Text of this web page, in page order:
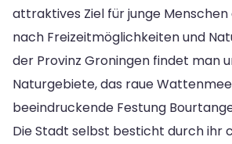
attraktives Ziel für junge Menschen
nach Freizeitmöglichkeiten und
der Provinz Groningen findet man
Naturgebiete, das raue
beeindruckende Festung
Die Stadt selbst besticht durch ihr